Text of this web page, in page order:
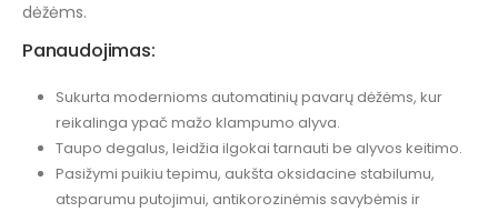
dėžėms.
Panaudojimas:
Sukurta modernioms automatinių pavarų dėžėms, kur
reikalinga ypač mažo klampumo alyva.
Taupo degalus, leidžia ilgokai tarnauti be alyvos keitimo.
Pasižymi puikiu tepimu, aukšta oksidacine stabilumu,
atsparumu putojimui, antikorozinėmis savybėmis ir